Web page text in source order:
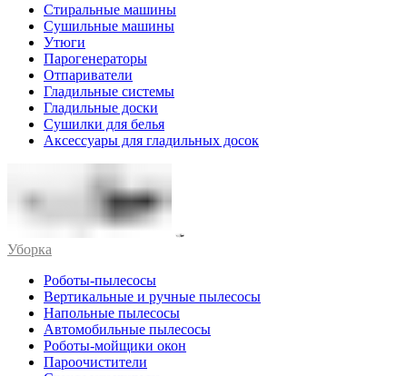
Стиральные машины
Сушильные машины
Утюги
Парогенераторы
Отпариватели
Гладильные системы
Гладильные доски
Сушилки для белья
Аксессуары для гладильных досок
Уборка
Роботы-пылесосы
Вертикальные и ручные пылесосы
Напольные пылесосы
Автомобильные пылесосы
Роботы-мойщики окон
Пароочистители